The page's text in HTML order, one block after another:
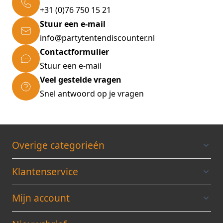
+31 (0)76 750 15 21
Stuur een e-mail
info@partytentendiscounter.nl
Contactformulier
Stuur een e-mail
Veel gestelde vragen
Snel antwoord op je vragen
Overige categorieén
Klantenservice
Mijn account